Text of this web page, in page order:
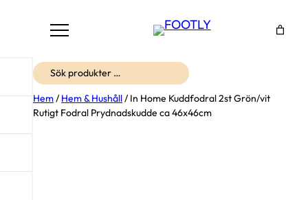
Sök
Hem / Hem & Hushåll / In Home Kuddfodral 2st Grön/vit
Rutigt Fodral Prydnadskudde ca 46x46cm